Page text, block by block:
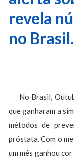
revela
no Brasil.
No Brasil,
que ganharam a
métodos de
próstata. Com o
um mês ganhou